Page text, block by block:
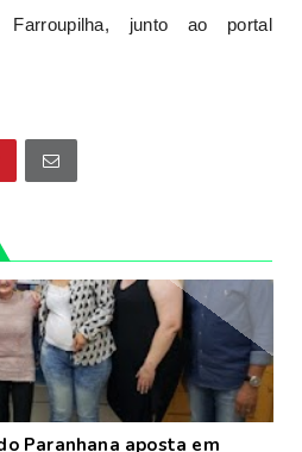
junto ao portal
Paranhana aposta em